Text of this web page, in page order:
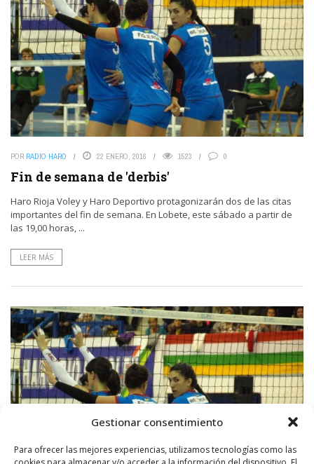
Gestionar consentimiento
Para ofrecer las mejores experiencias, utilizamos tecnologías como las
POR RADIO HARO 22 ENERO, 2016 1523 0
Fin de semana de 'derbis'
Haro Rioja Voley y Haro Deportivo protagonizarán dos de las citas
importantes del fin de semana. En Lobete, este sábado a partir de
las 19,00 horas, ...
LEER MÁS